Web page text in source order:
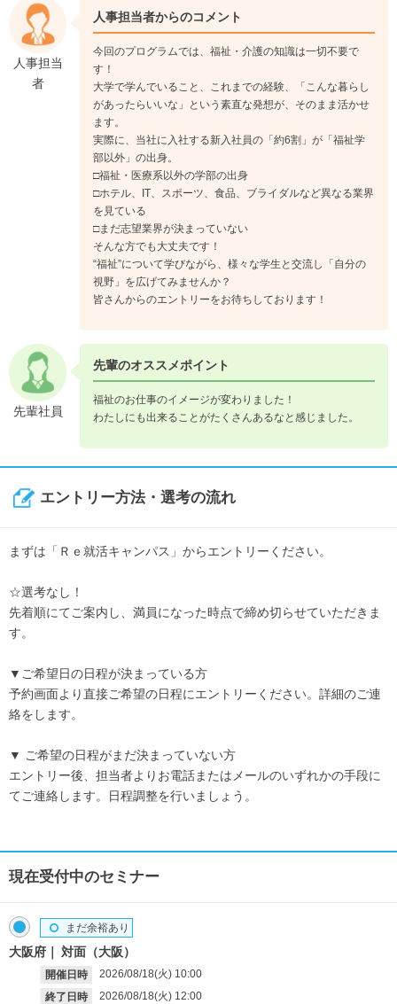
人事担当
者
人事担当者からのコメント
今回のプログラムでは、福祉・介護の知識は一切不要で
す！
大学で学んでいること、これまでの経験、「こんな暮らし
があったらいいな」という素直な発想が、そのまま活かせ
ます。
実際に、当社に入社する新入社員の「約6割」が「福祉学
部以外」の出身。
□福祉・医療系以外の学部の出身
□ホテル、IT、スポーツ、食品、ブライダルなど異なる業界
を見ている
□まだ志望業界が決まっていない
そんな方でも大丈夫です！
“福祉”について学びながら、様々な学生と交流し「自分の
視野」を広げてみませんか？
皆さんからのエントリーをお待ちしております！
先輩社員
先輩のオススメポイント
福祉のお仕事のイメージが変わりました！
わたしにも出来ることがたくさんあるなと感じました。
エントリー方法・選考の流れ
まずは「Ｒｅ就活キャンパス」からエントリーください。
☆選考なし！
先着順にてご案内し、満員になった時点で締め切らせていただきま
す。
▼ご希望日の日程が決まっている方
予約画面より直接ご希望の日程にエントリーください。詳細のご連
絡をします。
▼ ご希望の日程がまだ決まっていない方
エントリー後、担当者よりお電話またはメールのいずれかの手段に
てご連絡します。日程調整を行いましょう。
現在受付中のセミナー
大阪府 対面（大阪）
開催日時 2026/08/18(火) 10:00
終了日時
2026/08/18(火) 12:00
まだ余裕あり